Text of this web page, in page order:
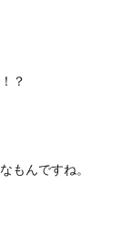
？
もんですね。